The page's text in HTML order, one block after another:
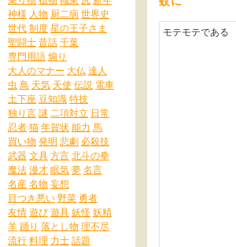
神様 人物 厨二病世界史
世代制度星の王子さま
聖闘士昔話千葉
専門用語煽り
大人のマナー 大仏 達人
虫 鳥 天気 天使 伝説 電車
土下座 豆知識特技
独り言謎 二項対立 日常
忍者猫年賀状能力 馬
買い物 発明 悲劇 必殺技
武器文具方言北斗の拳
魔法漫才眠気夢名言
名産名物 妄想
目つき悪い野菜 勇者
友情遊び遊具妖怪妖精
羊踊り 落とし物 理不尽
流行料理 力士話題
モテモテである